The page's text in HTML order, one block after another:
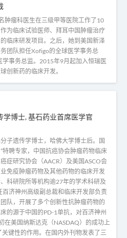
肿瘤科医生在三级甲等医院工作了10
为临床试验医师、拜耳中国肿瘤治疗
临床研发项目。之后，她到美国新泽
团队担任Xofigo的全球医学事务总
事务总监。2015年9月起加入恒瑞医
创新药的临床开发。
学博士, 基石药业首席医学官
子遗传学博士，哈佛大学博士后。国
特聘专家，中国抗癌协会肿瘤药物临床
症研究协会（AACR）及美国ASCO会
免疫肿瘤药物及其他药物的临床开发
科研院所等机构逾27年的学术科研及
济神州高级副总裁和临床开发部负责
队，开展了多个创新性抗肿瘤药物的
的源于中国的PD-1单抗，对百济神州
在美国纳斯达克（NASDAQ）的成功上
键性的作用。在国内外刊物发表了三